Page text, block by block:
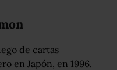
de cartas
en Japón, en 1996.